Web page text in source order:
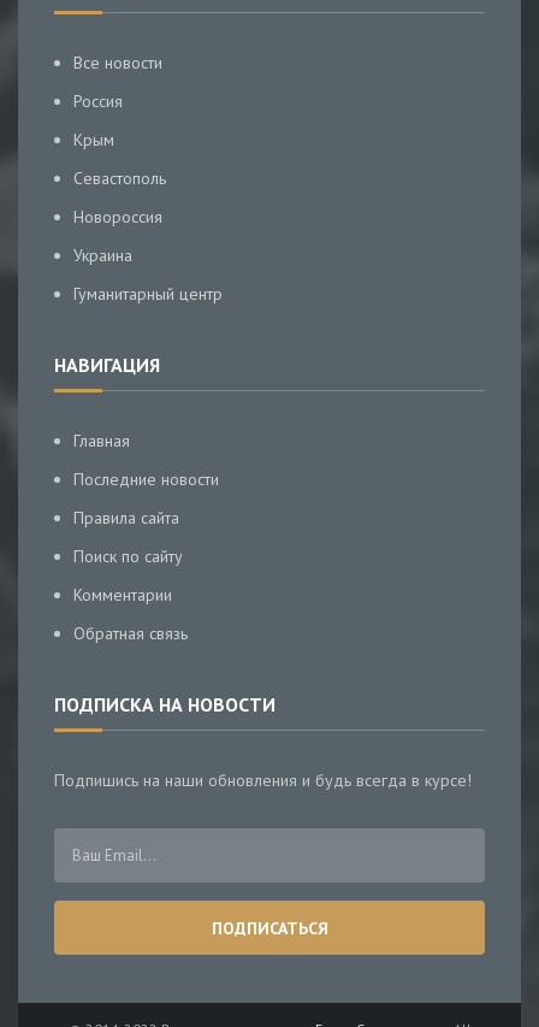
Все новости
Россия
Крым
Севастополь
Новороссия
Украина
Гуманитарный центр
НАВИГАЦИЯ
Главная
Последние новости
Правила сайта
Поиск по сайту
Комментарии
Обратная связь
ПОДПИСКА НА НОВОСТИ
Подпишись на наши обновления и будь всегда в курсе!